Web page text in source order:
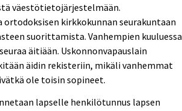
väestötietojärjestelmään.
kirkkokunnan seurakuntaan
suorittamista. Vanhempien kuuluessa
äitiään. Uskonnonvapauslain
äidin rekisteriin, mikäli vanhemmat
ole toisin sopineet.
lapselle henkilötunnus lapsen